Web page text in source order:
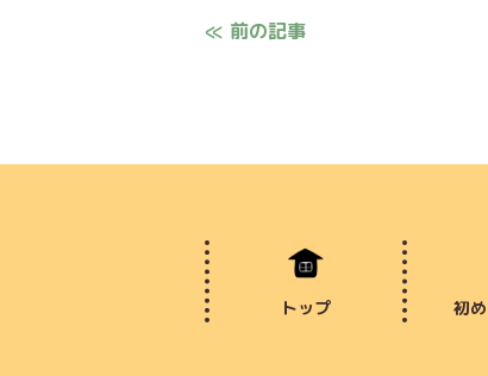
≪ 前の記事
トップ 初